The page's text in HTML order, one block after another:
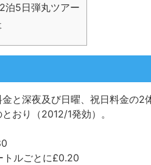
泊5日弾丸ツアー
と深夜及び日曜、祝日料金の2
おり（2012/1発効）。
トルごとに£0.20